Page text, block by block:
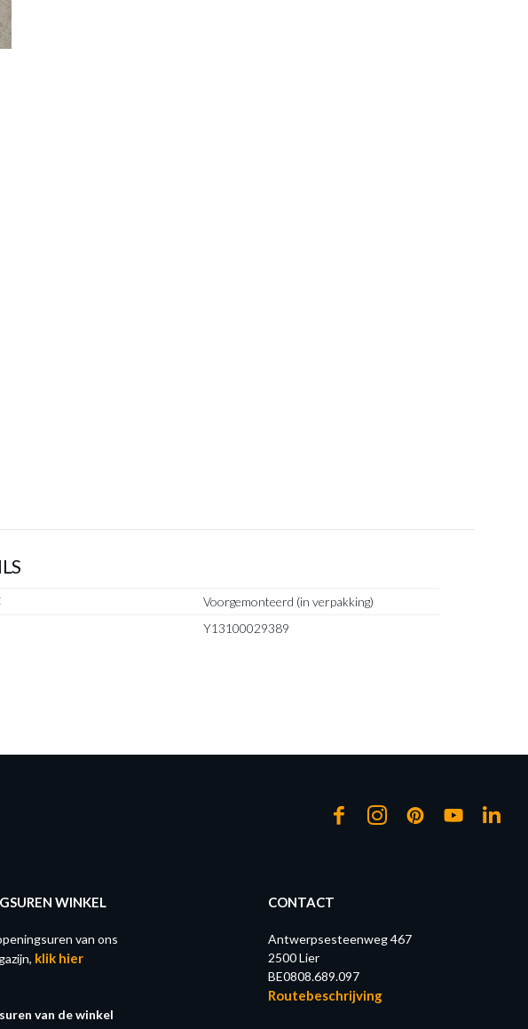
Voorgemonteerd (in verpakking)
Y13100029389
WINKEL
van ons
klik hier
van de winkel
CONTACT
Antwerpsesteenweg 467
2500 Lier
BE0808.689.097
Routebeschrijving